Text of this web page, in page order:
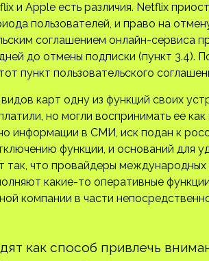
и Apple есть различия. Netflix
пользователей, и право на
соглашением онлайн-сервиса
до отмены подписки (пункт 3.4).
пункт пользовательского
карт одну из функций своих
но могли воспринимать ее
информации в СМИ, иск подан к
функции, и оснований для
так, что провайдеры
какие-то оперативные
компании в части
как способ привлечь